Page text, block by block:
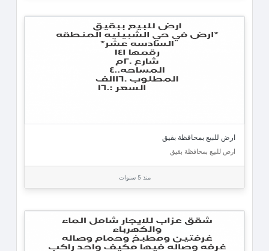
ارض للبيع بمحافظة بقيق
ارض للبيع بمحافظة بقيق
منذ 5 سنوات